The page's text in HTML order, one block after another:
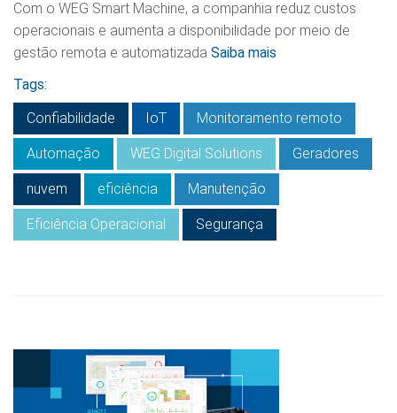
Com o WEG Smart Machine, a companhia reduz custos
operacionais e aumenta a disponibilidade por meio de
gestão remota e automatizada Saiba mais
Tags:
Confiabilidade
IoT Monitoramento remoto
Automação WEG Digital Solutions Geradores
nuvem eficiência Manutenção
Eficiência Operacional Segurança